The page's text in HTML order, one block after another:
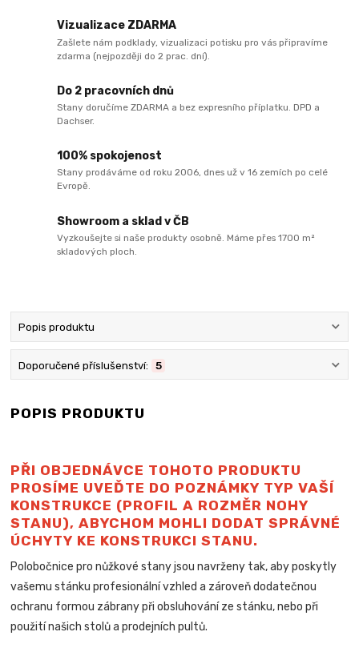
Vizualizace ZDARMA
Zašlete nám podklady, vizualizaci potisku pro vás připravíme
zdarma (nejpozději do 2 prac. dní).
Do 2 pracovních dnů
Stany doručíme ZDARMA a bez expresního příplatku. DPD a
Dachser.
100% spokojenost
Stany prodáváme od roku 2006, dnes už v 16 zemích po celé
Evropě.
Showroom a sklad v ČB
Vyzkoušejte si naše produkty osobně. Máme přes 1700 m²
skladových ploch.
Popis produktu
Doporučené příslušenství: 5
POPIS PRODUKTU
PŘI OBJEDNÁVCE TOHOTO PRODUKTU
PROSÍME UVEĎTE DO POZNÁMKY TYP VAŠÍ
KONSTRUKCE (PROFIL A ROZMĚR NOHY
STANU), ABYCHOM MOHLI DODAT SPRÁVNÉ
ÚCHYTY KE KONSTRUKCI STANU.
Polobočnice pro nůžkové stany jsou navrženy tak, aby poskytly
vašemu stánku profesionální vzhled a zároveň dodatečnou
ochranu formou zábrany při obsluhování ze stánku, nebo při
použití našich stolů aprodejních pultů.